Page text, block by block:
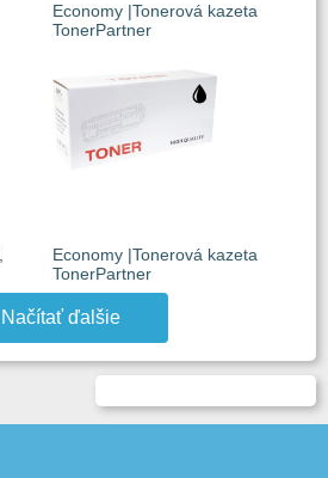
Economy |Tonerová kazeta
TonerPartner
Economy |Tonerová kazeta
TonerPartner
Načítať ďalšie